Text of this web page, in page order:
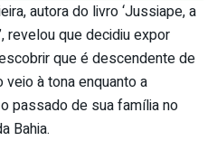
autora do livro ‘Jussiape, a
revelou que decidiu expor
que é descendente de
à tona enquanto a
passado de sua família no
Bahia.